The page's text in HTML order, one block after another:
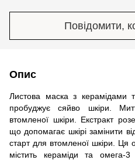
Повідомити,
Опис
Листова маска з керамідами
пробуджує сяйво шкіри.
втомленої шкіри. Екстракт
що допомагає шкірі замінити
старт для втомленої шкіри. Ця
містить кераміди та